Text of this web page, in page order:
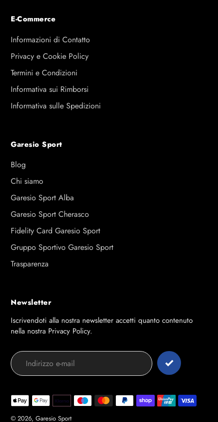
E-Commerce
Informazioni di Contatto
Privacy e Cookie Policy
Termini e Condizioni
Informativa sui Rimborsi
Informativa sulle Spedizioni
Garesio Sport
Blog
Chi siamo
Garesio Sport Alba
Garesio Sport Cherasco
Fidelity Card Garesio Sport
Gruppo Sportivo Garesio Sport
Trasparenza
Newsletter
Iscrivendoti alla nostra newsletter accetti quanto contenuto
nella nostra Privacy Policy.
© 2026, Garesio Sport
Modalità
di
pagamento